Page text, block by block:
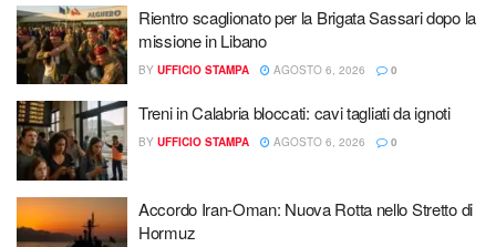
Rientro scaglionato per la Brigata Sassari dopo la
missione in Libano
BY UFFICIO STAMPA AGOSTO 6, 2026 0
Treni in Calabria bloccati: cavi tagliati da ignoti
BY UFFICIO STAMPA AGOSTO 6, 2026 0
Accordo Iran-Oman: Nuova Rotta nello Stretto di
Hormuz